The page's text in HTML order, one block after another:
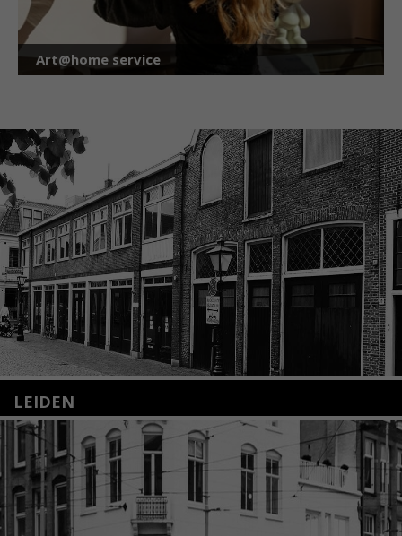
Art@home service
LEIDEN
Nieuwstraat 35
2312 KA Leiden
+31(0)71 – 52 84 480
info@kunsthuisleiden.nl
Lees meer